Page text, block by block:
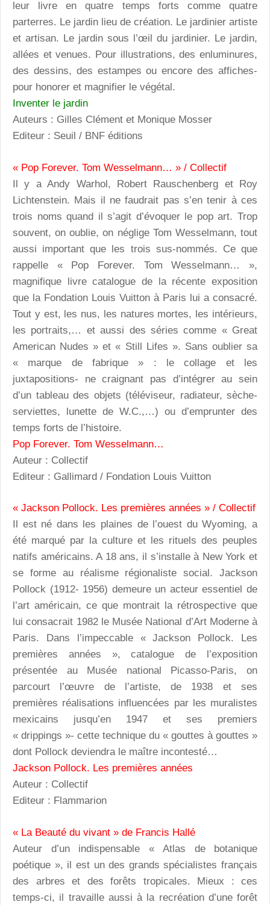
leur livre en quatre temps forts comme quatre
parterres. Le jardin lieu de création. Le jardinier artiste
et artisan. Le jardin sous l’œil du jardinier. Le jardin,
allées et venues. Pour illustrations, des enluminures,
des dessins, des estampes ou encore des affiches-
pour honorer et magnifier le végétal.
Inventer le jardin
Auteurs : Gilles Clément et Monique Mosser
Editeur : Seuil / BNF éditions
« Pop Forever. Tom Wesselmann… » / Collectif
Il y a Andy Warhol, Robert Rauschenberg et Roy
Lichtenstein. Mais il ne faudrait pas s’en tenir à ces
trois noms quand il s’agit d’évoquer le pop art. Trop
souvent, on oublie, on néglige Tom Wesselmann, tout
aussi important que les trois sus-nommés. Ce que
rappelle « Pop Forever. Tom Wesselmann… »,
magnifique livre catalogue de la récente exposition
que la Fondation Louis Vuitton à Paris lui a consacré.
Tout y est, les nus, les natures mortes, les intérieurs,
les portraits,… et aussi des séries comme « Great
American Nudes » et « Still Lifes ». Sans oublier sa
« marque de fabrique » : le collage et les
juxtapositions- ne craignant pas d’intégrer au sein
d’un tableau des objets (téléviseur, radiateur, sèche-
serviettes, lunette de W.C.,…) ou d’emprunter des
temps forts de l’histoire.
Pop Forever. Tom Wesselmann…
Auteur : Collectif
Editeur : Gallimard / Fondation Louis Vuitton
« Jackson Pollock. Les premières années » / Collectif
Il est né dans les plaines de l’ouest du Wyoming, a
été marqué par la culture et les rituels des peuples
natifs américains. A 18 ans, il s’installe à New York et
se forme au réalisme régionaliste social. Jackson
Pollock (1912- 1956) demeure un acteur essentiel de
l’art américain, ce que montrait la rétrospective que
lui consacrait 1982 le Musée National d’Art Moderne à
Paris. Dans l’impeccable « Jackson Pollock. Les
premières années », catalogue de l’exposition
présentée au Musée national Picasso-Paris, on
parcourt l’œuvre de l’artiste, de 1938 et ses
premières réalisations influencées par les muralistes
mexicains jusqu’en 1947 et ses premiers
« drippings »- cette technique du « gouttes à gouttes »
dont Pollock deviendra le maître incontesté…
Jackson Pollock. Les premières années
Auteur : Collectif
Editeur : Flammarion
« La Beauté du vivant » de Francis Hallé
Auteur d’un indispensable « Atlas de botanique
poétique », il est un des grands spécialistes français
des arbres et des forêts tropicales. Mieux : ces
temps-ci, il travaille aussi à la recréation d’une forêt